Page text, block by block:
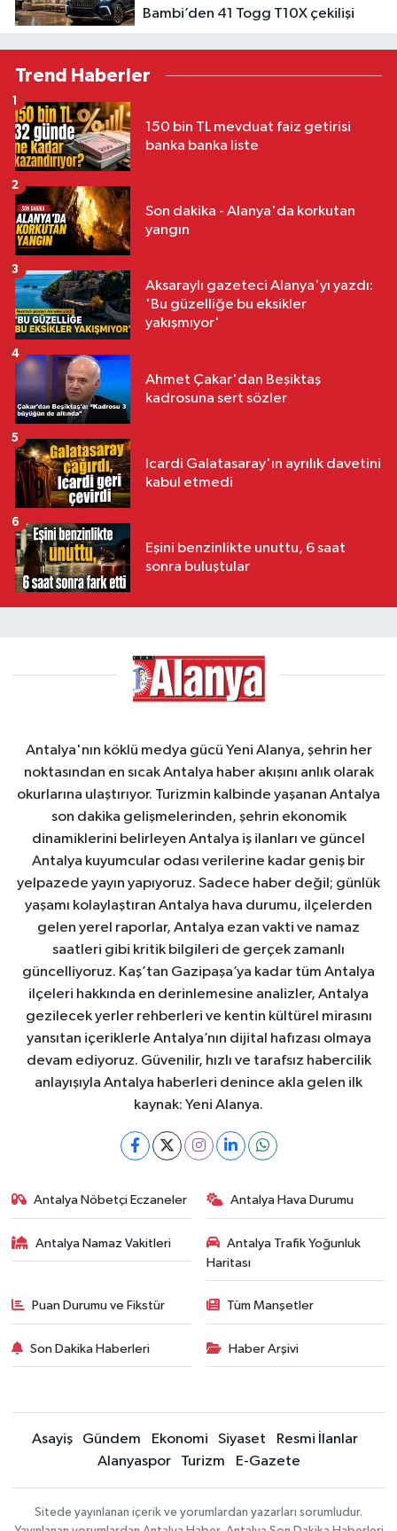
Bambi’den 41 Togg T10X çekilişi
Trend Haberler
150 bin TL mevduat faiz getirisi
banka banka liste
1
Son dakika - Alanya'da korkutan
yangın
2
Aksaraylı gazeteci Alanya'yı yazdı:
'Bu güzelliğe bu eksikler
yakışmıyor'
3
Ahmet Çakar'dan Beşiktaş
kadrosuna sert sözler
4
Icardi Galatasaray'ın ayrılık davetini
kabul etmedi
5
Eşini benzinlikte unuttu, 6 saat
sonra buluştular
6
Antalya'nın köklü medya gücü Yeni Alanya, şehrin her
noktasından en sıcak Antalya haber akışını anlık olarak
okurlarına ulaştırıyor. Turizmin kalbinde yaşanan Antalya
son dakika gelişmelerinden, şehrin ekonomik
dinamiklerini belirleyen Antalya iş ilanları ve güncel
Antalya kuyumcular odası verilerine kadar geniş bir
yelpazede yayın yapıyoruz. Sadece haber değil; günlük
yaşamı kolaylaştıran Antalya hava durumu, ilçelerden
gelen yerel raporlar, Antalya ezan vakti ve namaz
saatleri gibi kritik bilgileri de gerçek zamanlı
güncelliyoruz. Kaş’tan Gazipaşa’ya kadar tüm Antalya
ilçeleri hakkında en derinlemesine analizler, Antalya
gezilecek yerler rehberleri ve kentin kültürel mirasını
yansıtan içeriklerle Antalya’nın dijital hafızası olmaya
devam ediyoruz. Güvenilir, hızlı ve tarafsız habercilik
anlayışıyla Antalya haberleri denince akla gelen ilk
kaynak: Yeni Alanya.
Antalya Nöbetçi Eczaneler Antalya Hava Durumu
Antalya Namaz Vakitleri
Antalya Trafik Yoğunluk
Haritası
Puan Durumu ve Fikstür Tüm Manşetler
Son Dakika Haberleri Haber Arşivi
Asayiş Gündem Ekonomi Siyaset
Resmi İlanlar
Alanyaspor
Turizm E-Gazete
Sitede yayınlanan içerik ve yorumlardan yazarları sorumludur.